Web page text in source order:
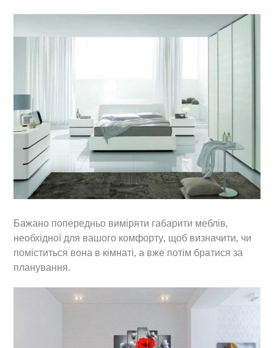
Бажано попередньо виміряти габарити меблів,
необхідної для вашого комфорту, щоб визначити, чи
поміститься вона в кімнаті, а вже потім братися за
планування.